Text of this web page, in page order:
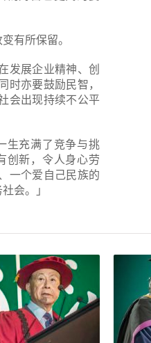
有所保留。
发展企业精神、创
时亦要鼓励民智，
会出现持续不公平
生充满了竞争与挑
创新，令人身心劳
一个爱自己民族的
会。」